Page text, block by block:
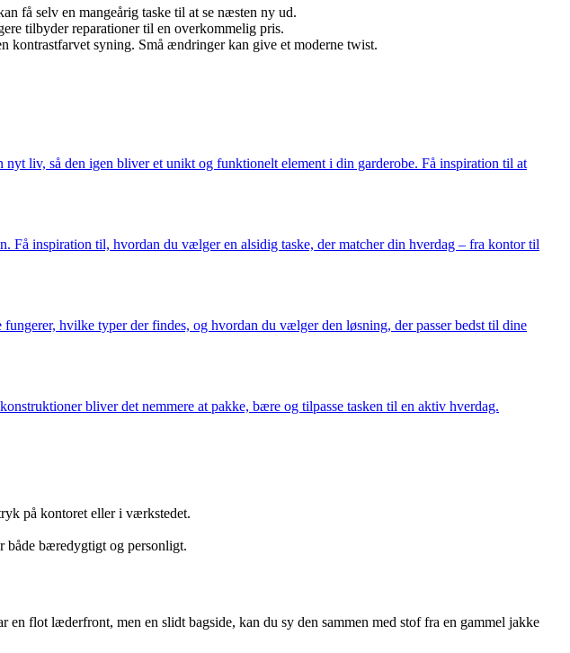
få selv en mangeårig taske til at se næsten ny ud.
tilbyder reparationer til en overkommelig pris.
kontrastfarvet syning. Små ændringer kan give et moderne twist.
liv, så den igen bliver et unikt og funktionelt element i din garderobe. Få inspiration til at
Få inspiration til, hvordan du vælger en alsidig taske, der matcher din hverdag – fra kontor til
hvilke typer der findes, og hvordan du vælger den løsning, der passer bedst til dine
bliver det nemmere at pakke, bære og tilpasse tasken til en aktiv hverdag.
på kontoret eller i værkstedet.
både bæredygtigt og personligt.
flot læderfront, men en slidt bagside, kan du sy den sammen med stof fra en gammel jakke